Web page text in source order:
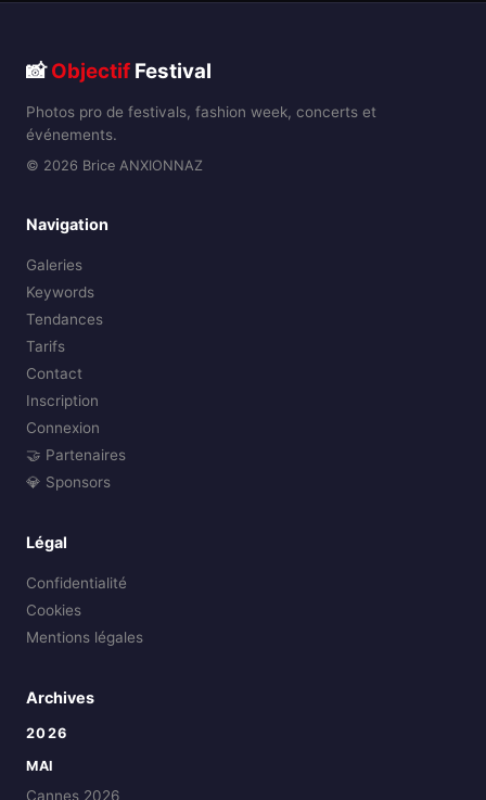
📸Objectif Festival
Photos pro de festivals, fashion week, concerts et
événements.
© 2026 Brice ANXIONNAZ
Navigation
Galeries
Keywords
Tendances
Tarifs
Contact
Inscription
Connexion
🤝 Partenaires
💎 Sponsors
Légal
Confidentialité
Cookies
Mentions légales
Archives
2026
MAI
Cannes 2026